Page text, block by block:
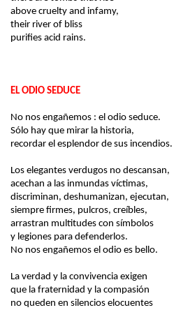
above cruelty and infamy,
their river of bliss
purifies acid rains.
EL ODIO SEDUCE
No nos engañemos : el odio seduce.
Sólo hay que mirar la historia,
recordar el esplendor de sus incendios.
Los elegantes verdugos no descansan,
acechan a las inmundas víctimas,
discriminan, deshumanizan, ejecutan,
siempre firmes, pulcros, creíbles,
arrastran multitudes con símbolos
y legiones para defenderlos.
No nos engañemos el odio es bello.
La verdad y la convivencia exigen
que la fraternidad y la compasión
no queden en silencios elocuentes